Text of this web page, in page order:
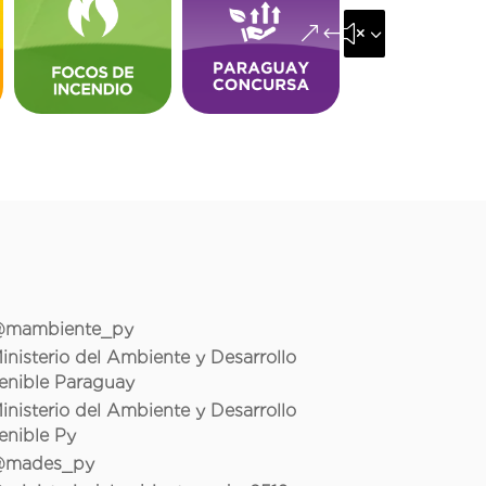
&#x35;
del Ambiente y Desarrollo
Paraguay
del Ambiente y Desarrollo
Py